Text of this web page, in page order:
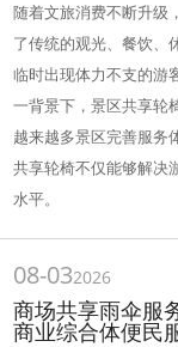
随着文旅消费不断升级
了传统的观光、餐饮、
临时出现体力不支的游
一背景下，景区共享轮
越来越多景区完善服务
共享轮椅不仅能够解决
水平。
08-032026
商场共享雨伞服
商业综合体便民